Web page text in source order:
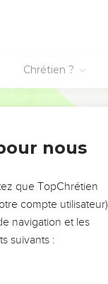
Chrétien ?
nous
que TopChrétien
compte utilisateur)
navigation et les
suivants :